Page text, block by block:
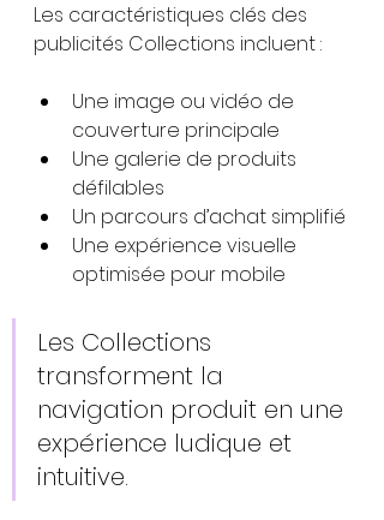
Les caractéristiques clés des
publicités Collections incluent :
Une image ou vidéo de
couverture principale
Une galerie de produits
défilables
Un parcours d’achat simplifié
Une expérience visuelle
optimisée pour mobile
Les Collections
transforment la
navigation produit en une
expérience ludique et
intuitive.